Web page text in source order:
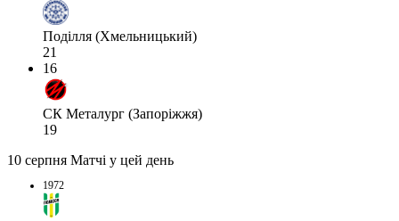
Поділля (Хмельницький)
21
16
СК Металург (Запоріжжя)
19
10 серпня Матчі у цей день
1972